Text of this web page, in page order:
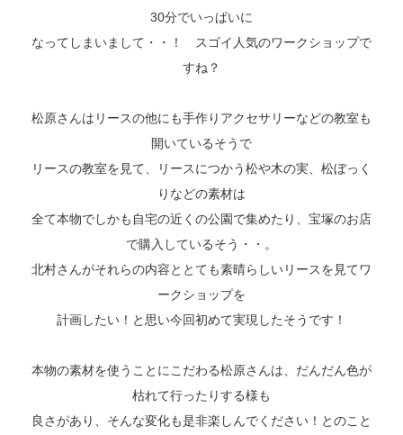
30分でいっぱいに
なってしまいまして・・！ スゴイ人気のワークショップで
すね？
松原さんはリースの他にも手作りアクセサリーなどの教室も
開いているそうで
リースの教室を見て、リースにつかう松や木の実、松ぼっく
りなどの素材は
全て本物でしかも自宅の近くの公園で集めたり、宝塚のお店
で購入しているそう・・。
北村さんがそれらの内容ととても素晴らしいリースを見てワ
ークショップを
計画したい！と思い今回初めて実現したそうです！
本物の素材を使うことにこだわる松原さんは、だんだん色が
枯れて行ったりする様も
良さがあり、そんな変化も是非楽しんでください！とのこと